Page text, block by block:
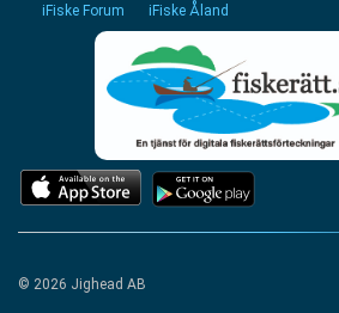
iFiske Forum iFiske Åland
© 2026 Jighead AB